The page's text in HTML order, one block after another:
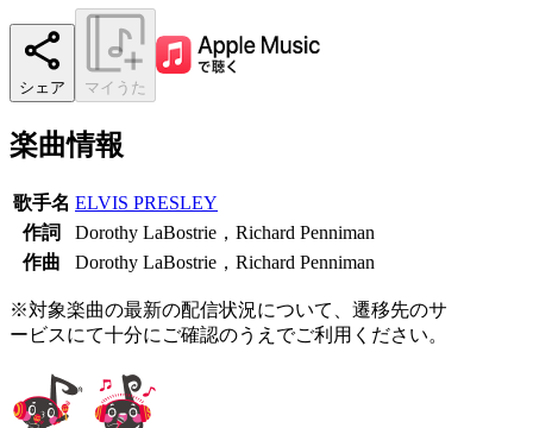
シェア マイうた
楽曲情報
歌手名 ELVIS PRESLEY
作詞
Dorothy LaBostrie，Richard Penniman
作曲
Dorothy LaBostrie，Richard Penniman
※対象楽曲の最新の配信状況について、遷移先のサ
ービスにて十分にご確認のうえでご利用ください。